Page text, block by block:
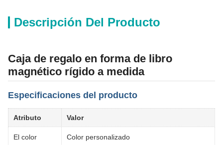
Descripción Del Producto
Caja de regalo en forma de libro
magnético rígido a medida
Especificaciones del producto
Atributo Valor
El color Color personalizado